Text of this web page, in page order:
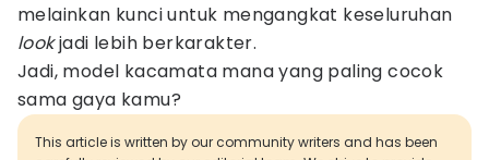
melainkan kunci untuk mengangkat keseluruhan
lookjadi lebih berkarakter.
Jadi, model kacamata mana yang paling cocok
sama gaya kamu?
This article is written by our community writers and has been